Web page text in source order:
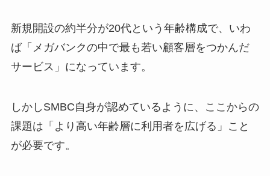
新規開設の約半分が20代という年齢構成で、いわ
ば「メガバンクの中で最も若い顧客層をつかんだ
サービス」になっています。
しかしSMBC自身が認めているように、ここからの
課題は「より高い年齢層に利用者を広げる」こと
が必要です。